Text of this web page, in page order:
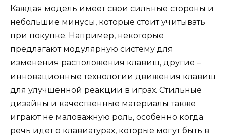
Каждая модель имеет свои сильные стороны и
небольшие минусы, которые стоит учитывать
при покупке. Например, некоторые
предлагают модулярную систему для
изменения расположения клавиш, другие –
инновационные технологии движения клавиш
для улучшенной реакции в играх. Стильные
дизайны и качественные материалы также
играют не маловажную роль, особенно когда
речь идет о клавиатурах, которые могут быть в